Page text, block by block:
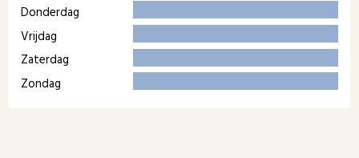
Donderdag
Vrijdag
Zaterdag
Zondag